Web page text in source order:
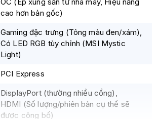
cao hơn bản gốc)
Gaming đặc trưng (Tông màu đen/xám),
Có LED RGB tùy chỉnh (MSI Mystic
Light)
PCI Express
DisplayPort (thường nhiều cổng),
HDMI (Số lượng/phiên bản cụ thể sẽ
được công bố)